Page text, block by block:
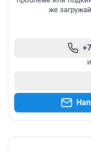
же